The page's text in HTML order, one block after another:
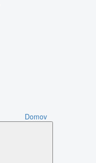
Domov